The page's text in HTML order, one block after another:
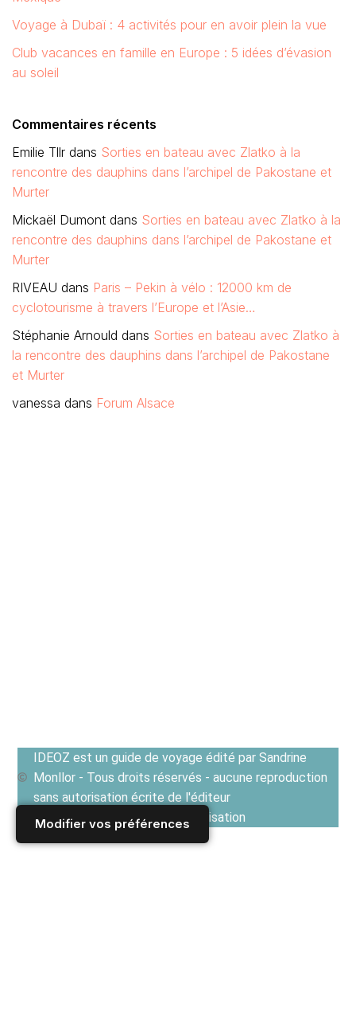
Modifier vos préférences
Voyage à Dubaï : 4 activités pour en avoir plein la vue
Club vacances en famille en Europe : 5 idées d’évasion
au soleil
Commentaires récents
Emilie Tllr dans Sorties en bateau avec Zlatko à la
rencontre des dauphins dans l’archipel de Pakostane et
Murter
Mickaël Dumont dans Sorties en bateau avec Zlatko à la
rencontre des dauphins dans l’archipel de Pakostane et
Murter
RIVEAU dans Paris – Pekin à vélo : 12000 km de
cyclotourisme à travers l’Europe et l’Asie…
Stéphanie Arnould dans Sorties en bateau avec Zlatko à
la rencontre des dauphins dans l’archipel de Pakostane
et Murter
vanessa dans Forum Alsace
IDEOZ est un guide de voyage édité par Sandrine
Monllor - Tous droits réservés - aucune reproduction
sans autorisation écrite de l'éditeur
Voir les Conditions générales d'utilisation